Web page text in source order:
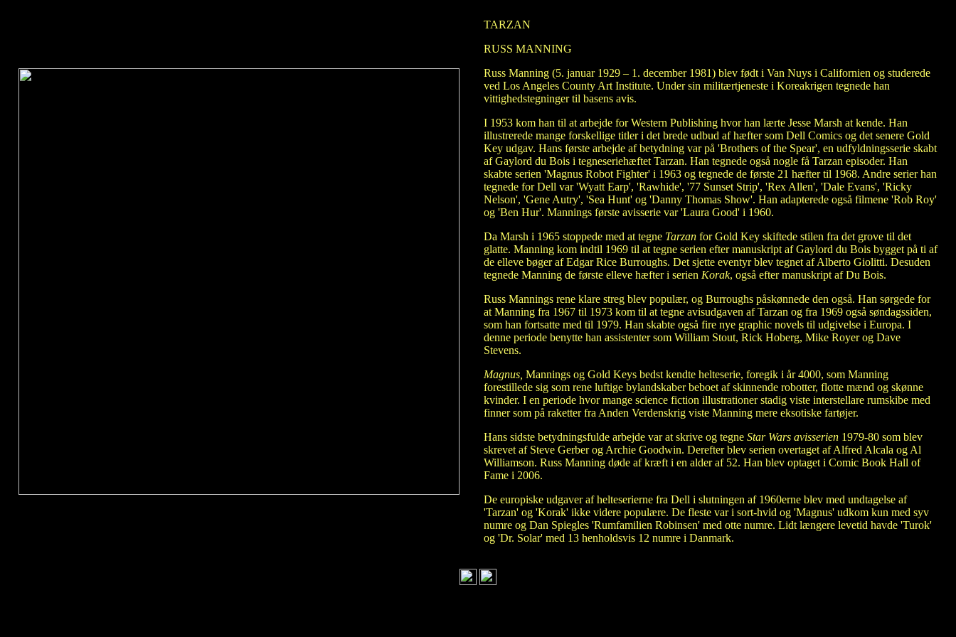
TARZAN
RUSS MANNING
Russ Manning (5. januar 1929 – 1. december 1981) blev født i Van Nuys i Californien og studerede
ved Los Angeles County Art Institute. Under sin militærtjeneste i Koreakrigen tegnede han
vittighedstegninger til basens avis.
I 1953 kom han til at arbejde for Western Publishing hvor han lærte Jesse Marsh at kende. Han
illustrerede mange forskellige titler i det brede udbud af hæfter som Dell Comics og det senere Gold
Key udgav. Hans første arbejde af betydning var på 'Brothers of the Spear', en udfyldningsserie skabt
af Gaylord du Bois i tegneseriehæftet Tarzan. Han tegnede også nogle få Tarzan episoder. Han
skabte serien 'Magnus Robot Fighter' i 1963 og tegnede de første 21 hæfter til 1968. Andre serier han
tegnede for Dell var 'Wyatt Earp', 'Rawhide', '77 Sunset Strip', 'Rex Allen', 'Dale Evans', 'Ricky
Nelson', 'Gene Autry', 'Sea Hunt' og 'Danny Thomas Show'. Han adapterede også filmene 'Rob Roy'
og 'Ben Hur'. Mannings første avisserie var 'Laura Good' i 1960.
Da Marsh i 1965 stoppede med at tegne Tarzan for Gold Key skiftede stilen fra det grove til det
glatte. Manning kom indtil 1969 til at tegne serien efter manuskript af Gaylord du Bois bygget på ti af
de elleve bøger af Edgar Rice Burroughs. Det sjette eventyr blev tegnet af Alberto Giolitti. Desuden
tegnede Manning de første elleve hæfter i serien Korak, også efter manuskript af Du Bois.
Russ Mannings rene klare streg blev populær, og Burroughs påskønnede den også. Han sørgede for
at Manning fra 1967 til 1973 kom til at tegne avisudgaven af Tarzan og fra 1969 også søndagssiden,
som han fortsatte med til 1979. Han skabte også fire nye graphic novels til udgivelse i Europa. I
denne periode benytte han assistenter som William Stout, Rick Hoberg, Mike Royer og Dave
Stevens.
Magnus, Mannings og Gold Keys bedst kendte helteserie, foregik i år 4000, som Manning
forestillede sig som rene luftige bylandskaber beboet af skinnende robotter, flotte mænd og skønne
kvinder. I en periode hvor mange science fiction illustrationer stadig viste interstellare rumskibe med
finner som på raketter fra Anden Verdenskrig viste Manning mere eksotiske fartøjer.
Hans sidste betydningsfulde arbejde var at skrive og tegne Star Wars avisserien 1979-80 som blev
skrevet af Steve Gerber og Archie Goodwin. Derefter blev serien overtaget af Alfred Alcala og Al
Williamson. Russ Manning døde af kræft i en alder af 52. Han blev optaget i Comic Book Hall of
Fame i 2006.
De europiske udgaver af helteserierne fra Dell i slutningen af 1960erne blev med undtagelse af
'Tarzan' og 'Korak' ikke videre populære. De fleste var i sort-hvid og 'Magnus' udkom kun med syv
numre og Dan Spiegles 'Rumfamilien Robinsen' med otte numre. Lidt længere levetid havde 'Turok'
og 'Dr. Solar' med 13 henholdsvis 12 numre i Danmark.